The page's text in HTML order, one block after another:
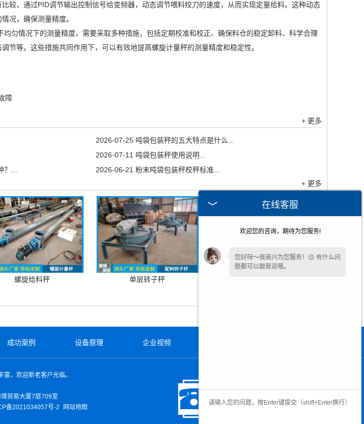
较，通过PID调节输出控制信号给变频器，动态调节喂料绞刀的速度，从而实现定量给料。这种动态
况，确保测量精度。
情况下的测量精度，需要采取多种措施，包括定期校准和校正、确保料仓的稳定卸料、科学合理
节等。这些措施共同作用下，可以有效地提高螺旋计量秤的测量精度和稳定性。
障
+ 更多
2026-07-25 吨袋包装秤的五大特点是什么...
2026-07-11 吨袋包装秤使用说明...
... 2026-06-21 粉末吨袋包装秤校秤标准...
+ 更多
螺旋给料秤 单层转子秤
成功案例 设备原理 企业视频
，欢迎新老客户光临。
贸易大厦7层709室
备2021034057号-2
网站地图
在线客服
欢迎您的咨询，期待为您服务!
您好呀～很高兴为您服务！😊 有什么问
题都可以跟我说哦。